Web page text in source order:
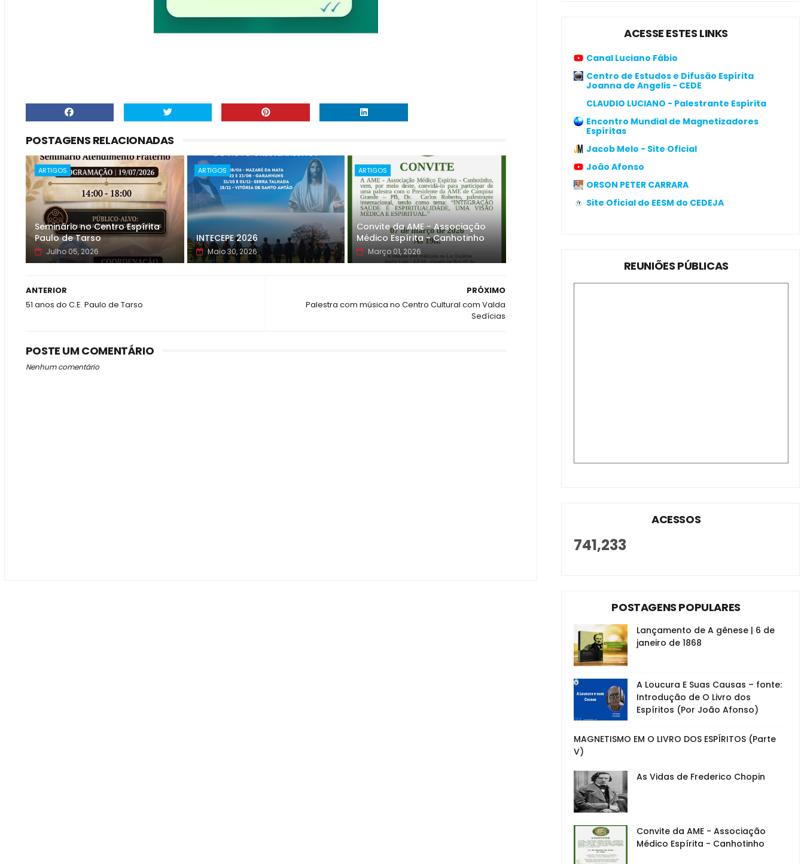
POSTAGENS RELACIONADAS
ARTIGOS
Seminário no Centro Espírita
Paulo de Tarso
Julho 05, 2026
ARTIGOS
INTECEPE 2026
Maio 30, 2026
ARTIGOS
Convite da AME - Associação
Médico Espírita - Canhotinho
Março 01, 2026
PRÓXIMO
Palestra com música no Centro Cultural com Valda
Sedícias
ANTERIOR
51 anos do C.E. Paulo de Tarso
POSTE UM COMENTÁRIO
Nenhum comentário
ACESSE ESTES LINKS
Canal Luciano Fábio
Centro de Estudos e Difusão Espírita
Joanna de Angelis - CEDE
CLAUDIO LUCIANO - Palestrante Espírita
Encontro Mundial de Magnetizadores
Espíritas
Jacob Melo - Site Oficial
João Afonso
ORSON PETER CARRARA
Site Oficial do EESM do CEDEJA
REUNIÕES PÚBLICAS
ACESSOS
741,233
POSTAGENS POPULARES
Lançamento de A gênese | 6 de
janeiro de 1868
A Loucura E Suas Causas – fonte:
Introdução de O Livro dos
Espíritos (Por João Afonso)
MAGNETISMO EM O LIVRO DOS ESPÍRITOS (Parte
V)
As Vidas de Frederico Chopin
Convite da AME - Associação
Médico Espírita - Canhotinho